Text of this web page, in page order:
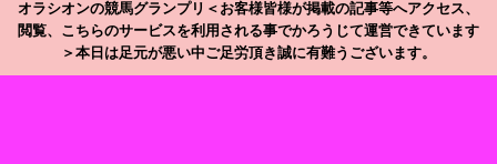
オラシオンの競馬グランプリ＜お客様皆様が掲載の記事等へアクセス、
閲覧、こちらのサービスを利用される事でかろうじて運営できています
＞本日は足元が悪い中ご足労頂き誠に有難うございます。